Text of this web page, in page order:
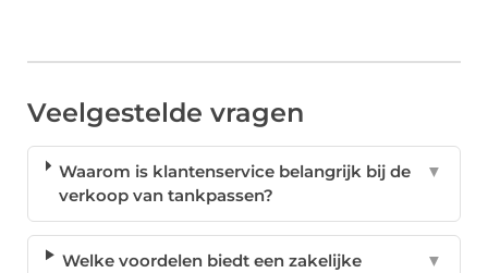
Veelgestelde vragen
Waarom is klantenservice belangrijk bij de
verkoop van tankpassen?
▼
Welke voordelen biedt een zakelijke
▼